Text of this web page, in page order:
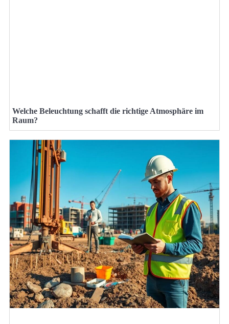
Welche Beleuchtung schafft die richtige Atmosphäre im
Raum?